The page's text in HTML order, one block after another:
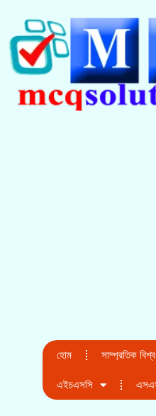
হোম সাম্প্রতিক বিশ্ব
এইচএসসি